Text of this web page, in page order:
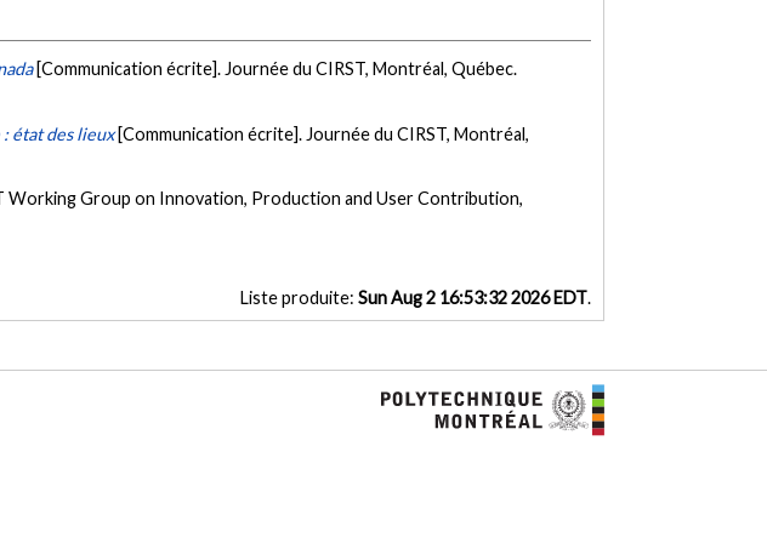
[Communication écrite]. Journée du CIRST, Montréal, Québec.
état des lieux [Communication écrite]. Journée du CIRST, Montréal,
Working Group on Innovation, Production and User Contribution,
Liste produite: Sun Aug 2 16:53:32 2026 EDT.